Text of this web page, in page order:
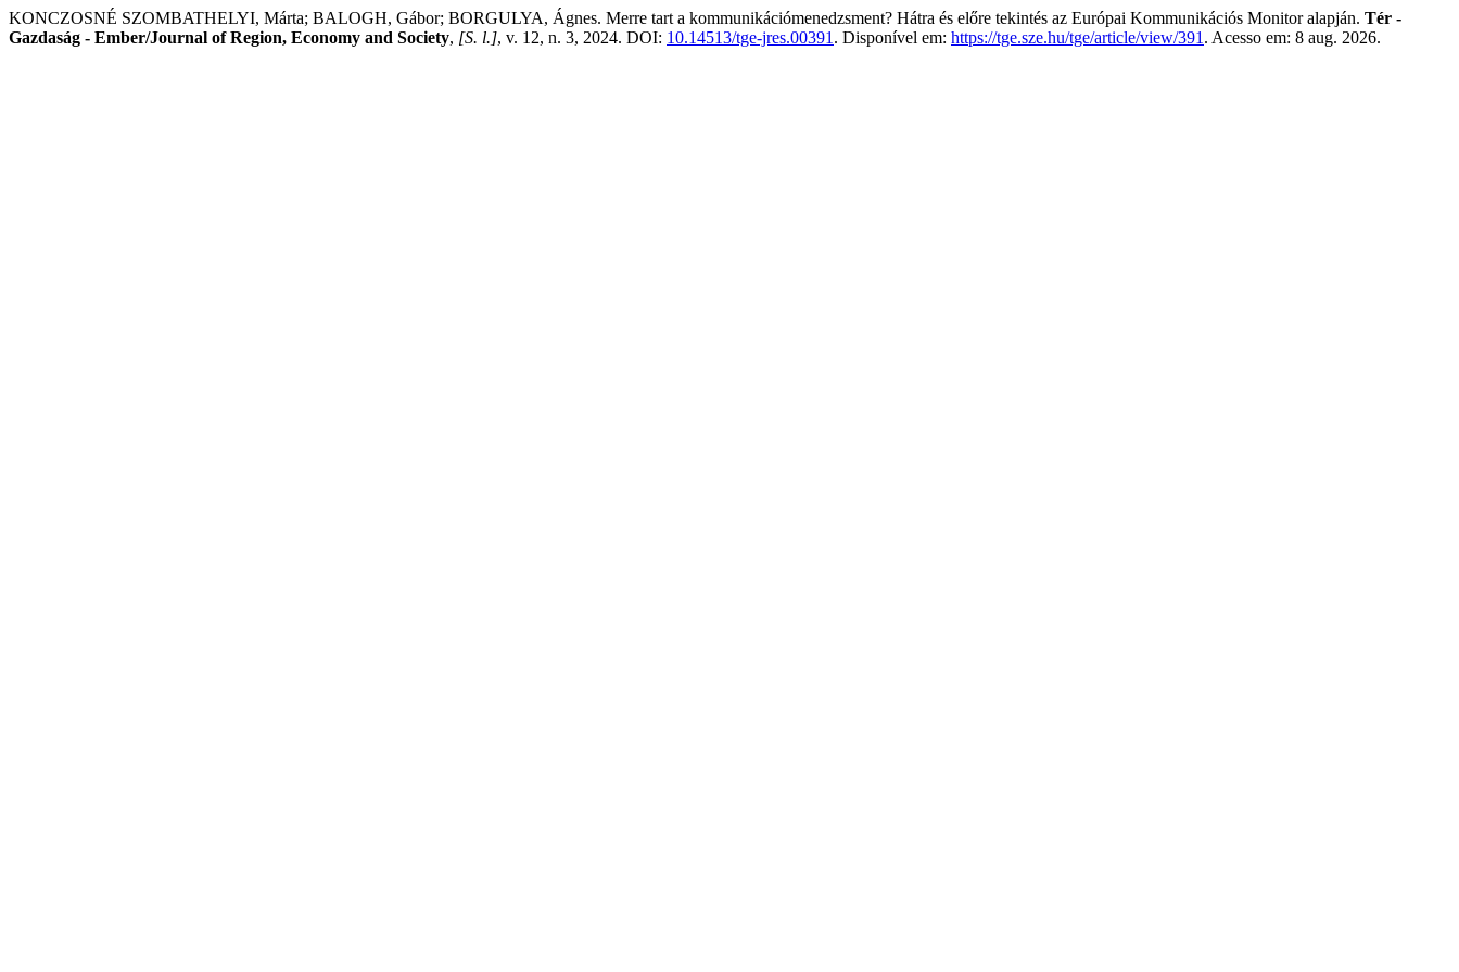
KONCZOSNÉ SZOMBATHELYI, Márta; BALOGH, Gábor; BORGULYA, Ágnes. Merre tart a kommunikációmenedzsment? Hátra és előre tekintés az Európai Kommunikációs Monitor alapján. Tér -
Gazdaság - Ember/Journal of Region, Economy and Society, [S. l.], v. 12, n. 3, 2024. DOI: 10.14513/tge-jres.00391 . Disponível em: https://tge.sze.hu/tge/article/view/391 . Acesso em: 8 aug. 2026.